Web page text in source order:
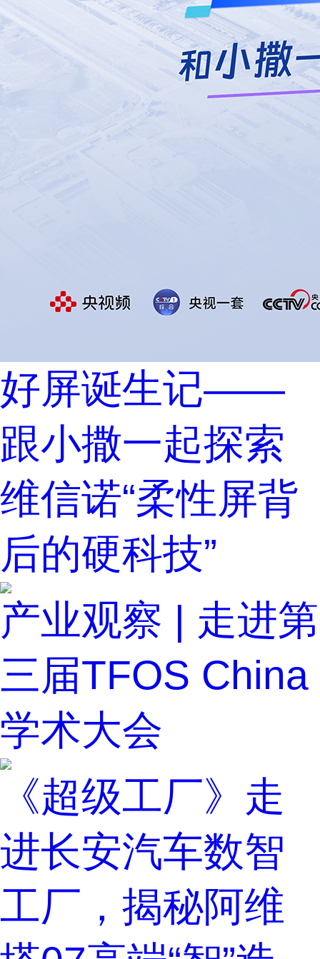
好屏诞生记——
跟小撒一起探索
维信诺“柔性屏背
后的硬科技”
产业观察 | 走进第
三届TFOS China
学术大会
《超级工厂》走
进长安汽车数智
工厂，揭秘阿维